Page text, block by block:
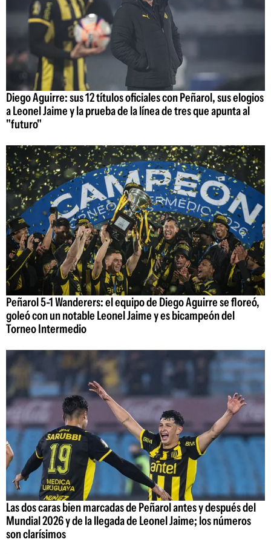
Diego Aguirre: sus 12 títulos oficiales con Peñarol, sus elogios
a Leonel Jaime y la prueba de la línea de tres que apunta al
"futuro"
Peñarol 5-1 Wanderers: el equipo de Diego Aguirre se floreó,
goleó con un notable Leonel Jaime y es bicampeón del
Torneo Intermedio
Las dos caras bien marcadas de Peñarol antes y después del
Mundial 2026 y de la llegada de Leonel Jaime; los números
son clarísimos